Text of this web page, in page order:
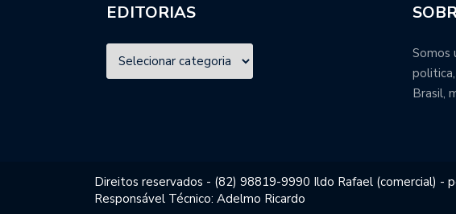
EDITORIAS
Somos
Brasil,
Direitos reservados - (82) 98819-9990 Ildo Rafael (comercial) -
Responsável Técnico: Adelmo Ricardo